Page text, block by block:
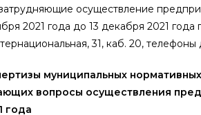
осуществление
2021 года до 13 декабря 2021 года
31, каб. 20, телефоны
муниципальных
вопросы осуществления
года